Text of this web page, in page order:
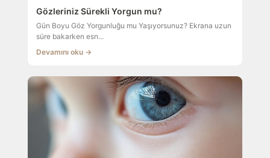
Gözleriniz Sürekli Yorgun mu?
Gün Boyu Göz Yorgunluğu mu Yaşıyorsunuz? Ekrana uzun
süre bakarken esn...
Devamını oku →